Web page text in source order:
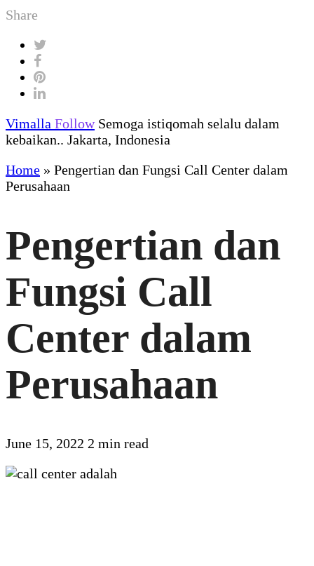
Share
Vimalla Follow Semoga istiqomah selalu dalam
kebaikan.. Jakarta, Indonesia
Home » Pengertian dan Fungsi Call Center dalam
Perusahaan
Pengertian dan
Fungsi Call
Center dalam
Perusahaan
June 15, 2022 2 min read